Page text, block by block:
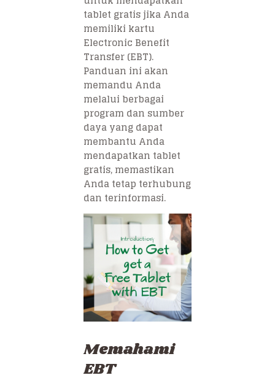
tablet gratis jika Anda
memiliki kartu
Electronic Benefit
Transfer (EBT).
Panduan ini akan
memandu Anda
melalui berbagai
program dan sumber
daya yang dapat
membantu Anda
mendapatkan tablet
gratis, memastikan
Anda tetap terhubung
dan terinformasi.
Memahami
EBT